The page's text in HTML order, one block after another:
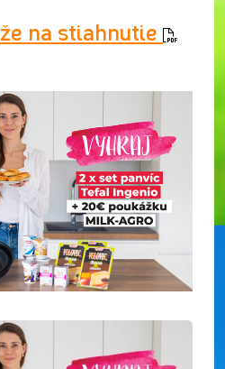
na stiahnutie